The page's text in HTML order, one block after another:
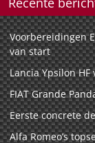
Voorbereidingen
van start
Lancia Ypsilon
FIAT Grande
Eerste concrete
Alfa Romeo’s